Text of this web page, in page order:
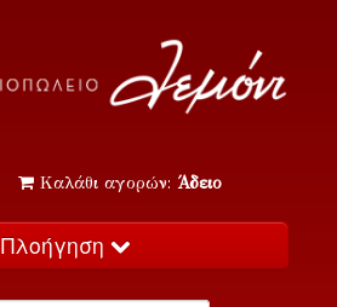
Καλάθι αγορών: Άδειο
Πλοήγηση